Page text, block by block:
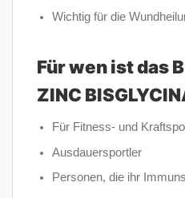
Wichtig für die
Für wen ist das
ZINC
Für Fitness- und
Ausdauersportler
Personen, die ihr